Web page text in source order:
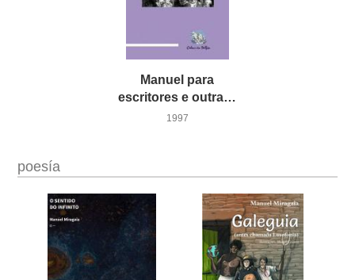
Manuel para
escritores e outras sátiras
1997
poesía